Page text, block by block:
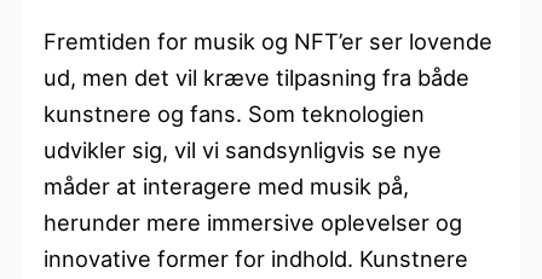
Fremtiden for musik og NFT’er ser lovende
ud, men det vil kræve tilpasning fra både
kunstnere og fans. Som teknologien
udvikler sig, vil vi sandsynligvis se nye
måder at interagere med musik på,
herunder mere immersive oplevelser og
innovative former for indhold. Kunstnere